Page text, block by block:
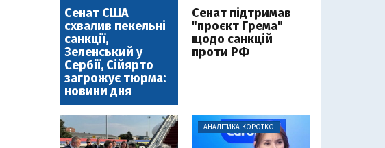
Сенат США
схвалив пекельні
санкції,
Зеленський у
Сербії, Сійярто
загрожує тюрма:
новини дня
Cенат підтримав
"проєкт Грема"
щодо санкцій
проти РФ
АНАЛІТИКА КОРОТКО